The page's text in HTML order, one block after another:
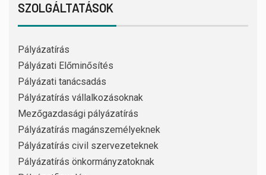
SZOLGÁLTATÁSOK
Pályázatírás
Pályázati Előminősítés
Pályázati tanácsadás
Pályázatírás vállalkozásoknak
Mezőgazdasági pályázatírás
Pályázatírás magánszemélyeknek
Pályázatírás civil szervezeteknek
Pályázatírás önkormányzatoknak